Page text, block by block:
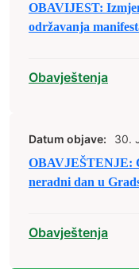
OBAVIJEST:
održavanja
Obavještenja
Datum objave:
30.
OBAVJEŠTENJE:
neradni dan u
Obavještenja